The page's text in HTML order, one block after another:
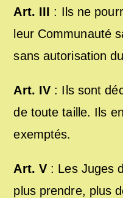
Art. III : Ils ne
leur Communauté
sans autorisation
Art. IV : Ils sont
de toute taille. Ils
exemptés.
Art. V : Les Juges
plus prendre, plus